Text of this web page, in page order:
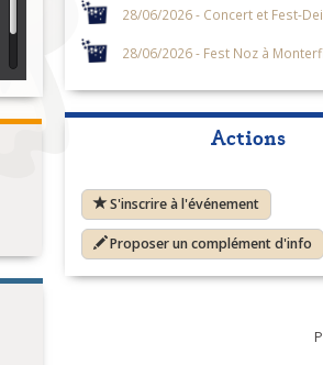
28/06/2026 - Concert et Fest-
28/06/2026 - Fest Noz à
Actions
S'inscrire à l'événement
Proposer un complément d'info